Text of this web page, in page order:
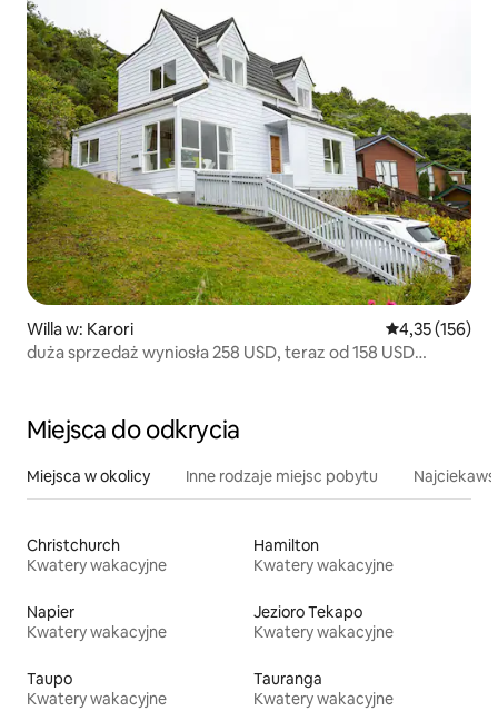
Willa w: Karori Średnia
4,35 (156)
duża sprzedaż wyniosła 258 USD, teraz od 158 USD
Miejsca do odkrycia
Miejsca w okolicy Inne rodzaje miejsc pobytu
Christchurch
Kwatery wakacyjne
Hamilton
Kwatery wakacyjne
Napier
Kwatery wakacyjne
Jezioro Tekapo
Kwatery wakacyjne
Taupo
Kwatery wakacyjne
Tauranga
Kwatery wakacyjne